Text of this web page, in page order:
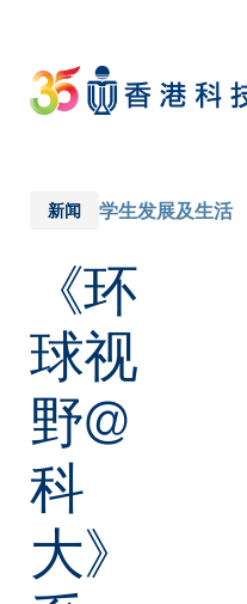
main
content
新闻 学生发展及生活
《环
球视
野@
科
大》